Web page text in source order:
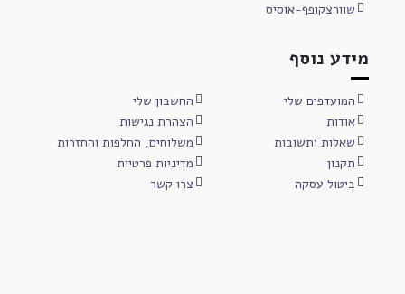
שוורצקופף-אוסיס
מידע נוסף
המועדפים שלי
החשבון שלי
אודות
הצהרת נגישות
שאלות ותשובות
משלוחים, החלפות והחזרות
תקנון
מדיניות פרטיות
ביטול עסקה
צרו קשר